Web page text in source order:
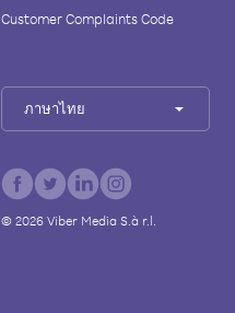
Customer Complaints Code
ภาษาไทย
© 2026Viber Media S.à r.l.